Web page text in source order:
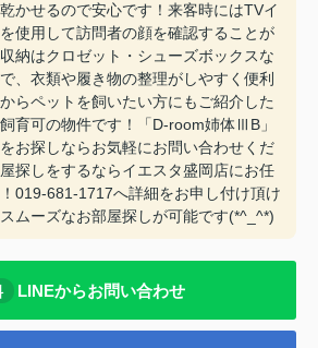
かせるので安心です！来客時にはTVイ
使用して訪問者の顔を確認することが
納はクロゼット・シューズボックスな
、衣類や履き物の整理がしやすく便利
らペットを飼いたい方にもご紹介した
育可の物件です！「D-room姉体ⅢB」
お探しならお気軽にお問い合わせくだ
探しをするならイエスタ盛岡店にお任
019-681-1717へ詳細をお申し付け頂け
ムーズなお部屋探しが可能です(*^_^*)
LINEからお問い合わせ